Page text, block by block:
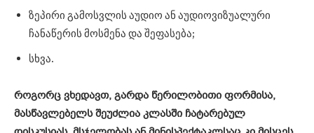
ზეპირი გამოსვლის აუდიო ან აუდიოვიზუალური
ჩანაწერის მოსმენა და შეფასება;
სხვა.
როგორც ვხედავთ, გარდა წერილობითი ფორმისა,
მასწავლებელს შეუძლია კლასში ჩატარებულ